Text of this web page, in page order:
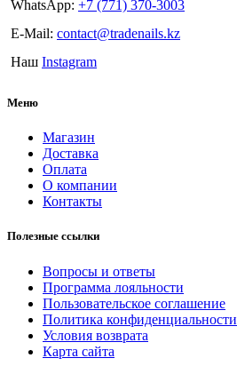
WhatsApp: +7 (771) 370-3003
E-Mail: contact@tradenails.kz
Наш Instagram
Меню
Магазин
Доставка
Оплата
О компании
Контакты
Полезные ссылки
Вопросы и ответы
Программа лояльности
Пользовательское соглашение
Политика конфиденциальности
Условия возврата
Карта сайта